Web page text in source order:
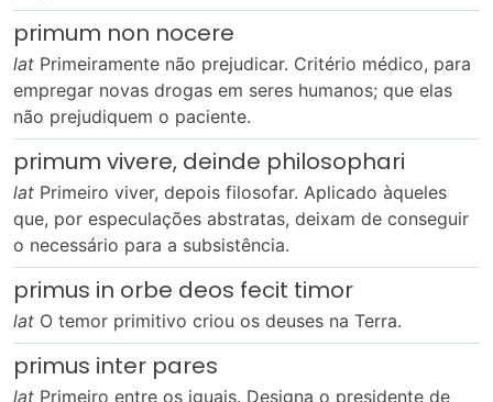
primum non nocere
lat Primeiramente não prejudicar. Critério médico, para
empregar novas drogas em seres humanos; que elas
não prejudiquem o paciente.
primum vivere, deinde philosophari
lat Primeiro viver, depois filosofar. Aplicado àqueles
que, por especulações abstratas, deixam de conseguir
o necessário para a subsistência.
primus in orbe deos fecit timor
lat O temor primitivo criou os deuses na Terra.
primus inter pares
lat Primeiro entre os iguais. Designa o presidente de